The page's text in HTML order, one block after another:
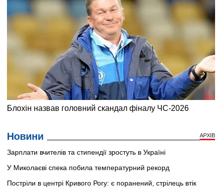
Новини АРХІВ
Зарплати вчителів та стипендії зростуть в Україні
У Миколаєві спека побила температурний рекорд
Постріли в центрі Кривого Рогу: є поранений, стрілець втік